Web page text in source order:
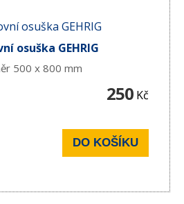
osuška GEHRIG
500 x 800 mm
250 Kč
DO KOŠÍKU